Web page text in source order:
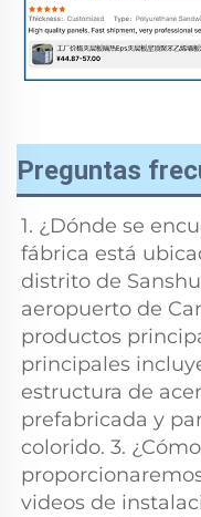
Preguntas
1. ¿Dónde se
fábrica está
distrito de
aeropuerto de
productos
principales
estructura de
prefabricada y
colorido. 3.
videos de